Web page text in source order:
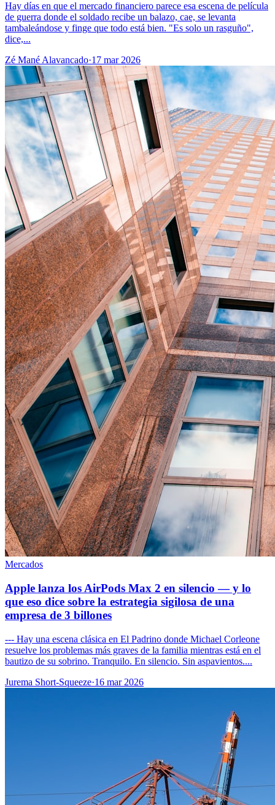
Hay días en que el mercado financiero parece esa escena de película
de guerra donde el soldado recibe un balazo, cae, se levanta
tambaleándose y finge que todo está bien. "Es solo un rasguño",
dice,...
Zé Mané Alavancado·17 mar 2026
Mercados
Apple lanza los AirPods Max 2 en silencio — y lo
que eso dice sobre la estrategia sigilosa de una
empresa de 3 billones
--- Hay una escena clásica en El Padrino donde Michael Corleone
resuelve los problemas más graves de la familia mientras está en el
bautizo de su sobrino. Tranquilo. En silencio. Sin aspavientos....
Jurema Short-Squeeze·16 mar 2026